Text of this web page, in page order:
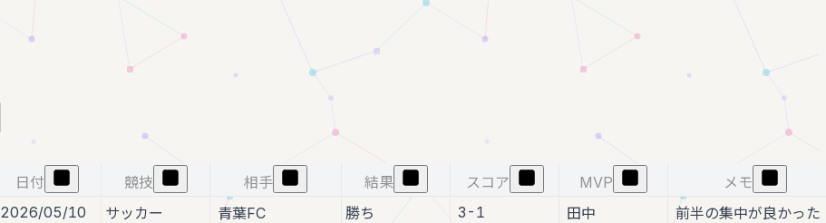
日付 競技 相手 結果 スコア MVP
メモ
2026/05/10 サッカー 青葉FC 勝ち 3-1 田中
前半の集中が良かった